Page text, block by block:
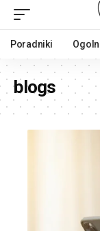
Poradniki
blogs